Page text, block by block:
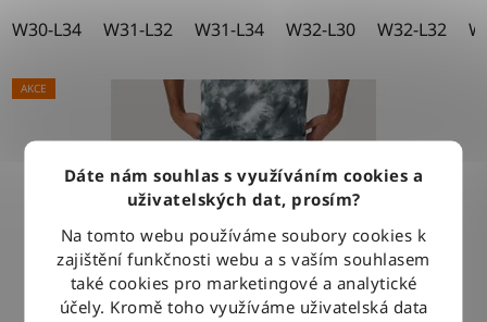
Dáte nám souhlas s využíváním cookies a
uživatelských dat, prosím?
Na tomto webu používáme soubory cookies k
zajištění funkčnosti webu a s vaším souhlasem
také cookies pro marketingové a analytické
účely. Kromě toho využíváme uživatelská data
hvězdiček.
W30-L34 W31-L32 W31-L34 W32-L30 W32-L32
AKCE